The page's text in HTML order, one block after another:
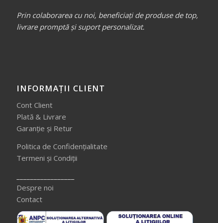
Prin colaborarea cu noi, beneficiați de produse de top,
livrare promptă și suport personalizat.
INFORMAȚII CLIENT
Cont Client
Plată & Livrare
Garanție și Retur
Politica de Confidențialitate
Termeni și Condiții
Despre noi
Contact